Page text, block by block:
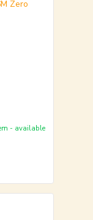
- available